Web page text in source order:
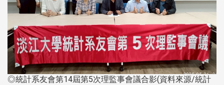
◎統計系友會第14屆第5次理監事會議合影(資料來源/統計